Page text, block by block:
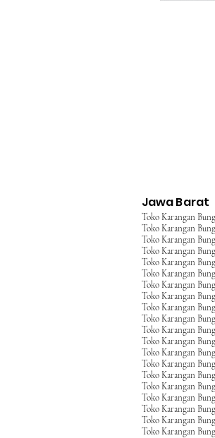
Jawa Barat
Toko Karangan
Toko Karangan
Toko Karangan
Toko Karangan
Toko Karangan
Toko Karangan
Toko Karangan
Toko Karangan
Toko Karangan
Toko Karangan
Toko Karangan
Toko Karangan
Toko Karangan
Toko Karangan
Toko Karangan
Toko Karangan
Toko Karangan
Toko Karangan
Toko Karangan
Toko Karangan